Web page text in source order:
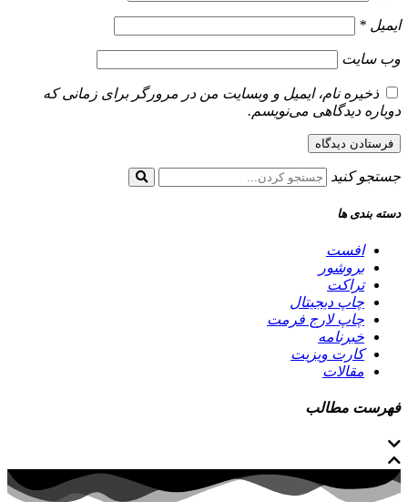
ایمیل *
وب‌ سایت
ذخیره نام، ایمیل و وبسایت من در مرورگر برای زمانی که
دوباره دیدگاهی می‌نویسم.
جستجو کنید
دسته بندی ها
افست
بروشور
تراکت
چاپ دیجیتال
چاپ لارج فرمت
خبرنامه
کارت ویزیت
مقالات
فهرست مطالب